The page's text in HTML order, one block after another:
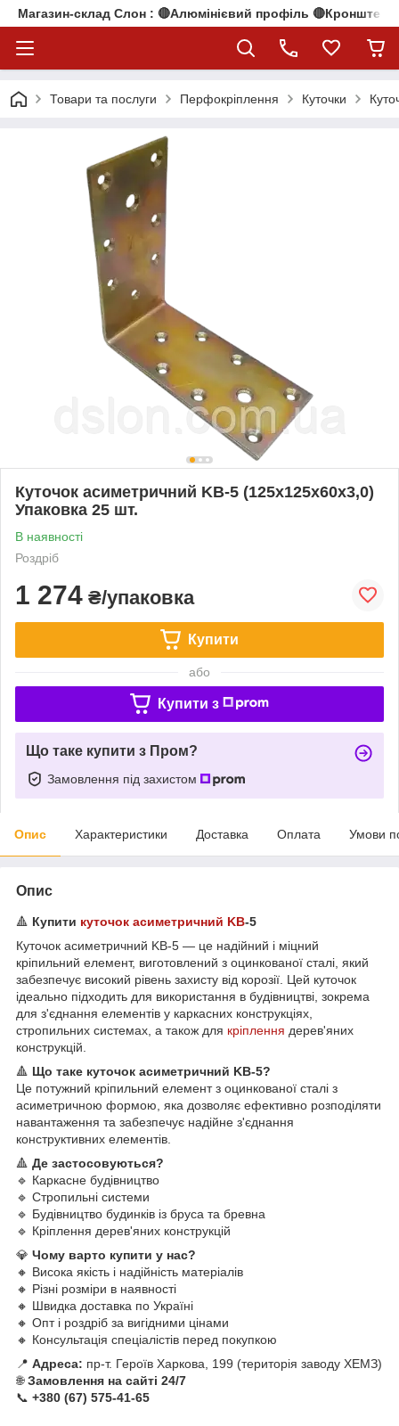
Магазин-склад Слон : 🔴Алюмінієвий профіль
Товари та послуги Перфокріплення Куточки
Куточок асиметричний KB-5 (125х125х60х3,0)
Упаковка 25 шт.
В наявності
Роздріб
1 274 ₴/упаковка
Купити
або
Купити з
Що таке купити з Пром?
Замовлення під захистом
Опис Характеристики Доставка Оплата Умови
Опис
🔺 Купити куточок асиметричний KB-5
Куточок асиметричний KB-5 — це надійний і міцний
кріпильний елемент, виготовлений з оцинкованої сталі, який
забезпечує високий рівень захисту від корозії. Цей куточок
ідеально підходить для використання в будівництві, зокрема
для з'єднання елементів у каркасних конструкціях,
стропильних системах, а також для кріплення дерев'яних
конструкцій.
🔺 Що таке куточок асиметричний KB-5?
Це потужний кріпильний елемент з оцинкованої сталі з
асиметричною формою, яка дозволяє ефективно розподіляти
навантаження та забезпечує надійне з'єднання
конструктивних елементів.
🔺 Де застосовуються?
🔹 Каркасне будівництво
🔹 Стропильні системи
🔹 Будівництво будинків із бруса та бревна
🔹 Кріплення дерев'яних конструкцій
💎 Чому варто купити у нас?
🔸 Висока якість і надійність матеріалів
🔸 Різні розміри в наявності
🔸 Швидка доставка по Україні
🔸 Опт і роздріб за вигідними цінами
🔸 Консультація спеціалістів перед покупкою
📍 Адреса: пр-т. Героїв Харкова, 199 (територія заводу ХЕМЗ)
🌐Замовлення на сайті 24/7
📞 +380 (67) 575-41-65